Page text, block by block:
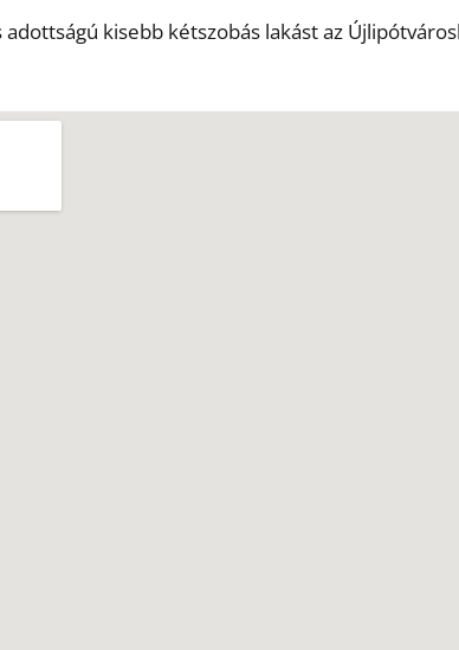
kisebb kétszobás lakást az